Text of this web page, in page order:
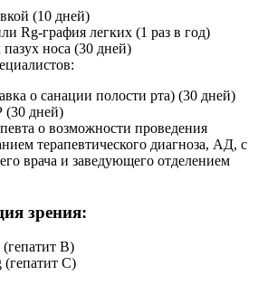
(10 дней)
Rg-графия легких (1 раз в год)
носа (30 дней)
о санации полости рта) (30 дней)
(30 дней)
о возможности проведения
терапевтического диагноза, АД, с
врача и заведующего отделением
зрения:
В)
С)